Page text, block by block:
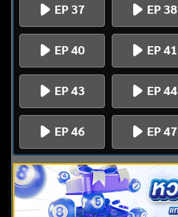
EP 37 EP 38
EP 40 EP 41
EP 43 EP 44
EP 46 EP 47